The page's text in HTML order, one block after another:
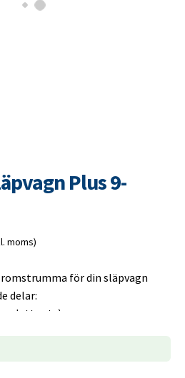
Plus 9-
moms)
för din släpvagn
delar:
sats)